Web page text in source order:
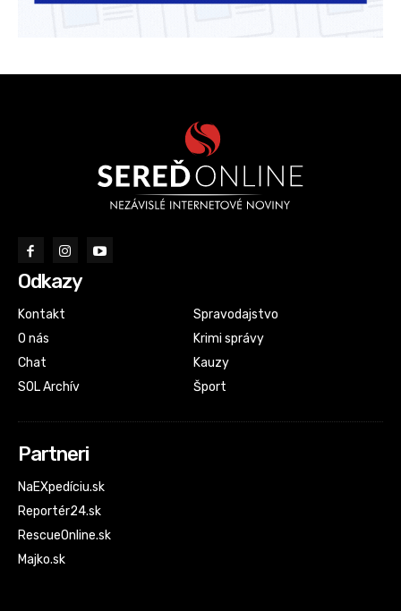
Odkazy
Kontakt
O nás
Chat
SOL Archív
Spravodajstvo
Krimi správy
Kauzy
Šport
Partneri
NaEXpedíciu.sk
Reportér24.sk
RescueOnline.sk
Majko.sk